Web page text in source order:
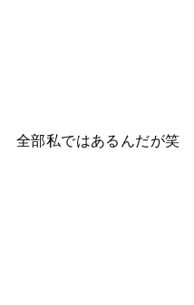
全部私ではあるんだが笑